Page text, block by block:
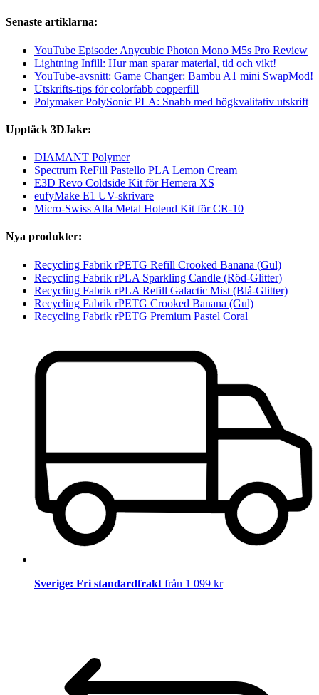
Senaste artiklarna:
YouTube Episode: Anycubic Photon Mono M5s Pro Review
Lightning Infill: Hur man sparar material, tid och vikt!
YouTube-avsnitt: Game Changer: Bambu A1 mini SwapMod!
Utskrifts-tips för colorfabb copperfill
Polymaker PolySonic PLA: Snabb med högkvalitativ utskrift
Upptäck 3DJake:
DIAMANT Polymer
Spectrum ReFill Pastello PLA Lemon Cream
E3D Revo Coldside Kit för Hemera XS
eufyMake E1 UV-skrivare
Micro-Swiss Alla Metal Hotend Kit för CR-10
Nya produkter:
Recycling Fabrik rPETG Refill Crooked Banana (Gul)
Recycling Fabrik rPLA Sparkling Candle (Röd-Glitter)
Recycling Fabrik rPLA Refill Galactic Mist (Blå-Glitter)
Recycling Fabrik rPETG Crooked Banana (Gul)
Recycling Fabrik rPETG Premium Pastel Coral
Sverige: Fri standardfrakt från 1 099 kr